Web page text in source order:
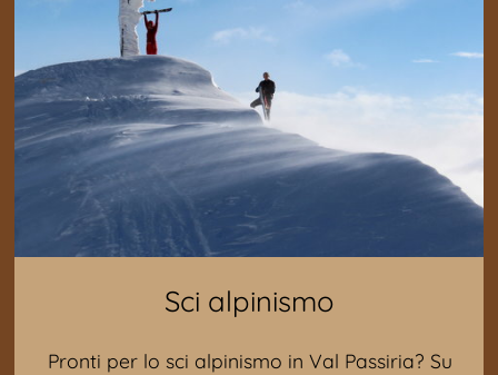
Sci alpinismo
Pronti per lo sci alpinismo in Val Passiria? Su